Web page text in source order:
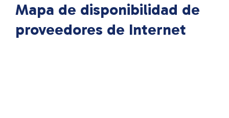
Mapa de disponibilidad de
proveedores de Internet